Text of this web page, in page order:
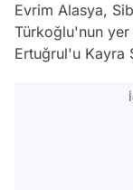
Evrim Alasya,
Türkoğlu'nun yer
Ertuğrul'u Kayra